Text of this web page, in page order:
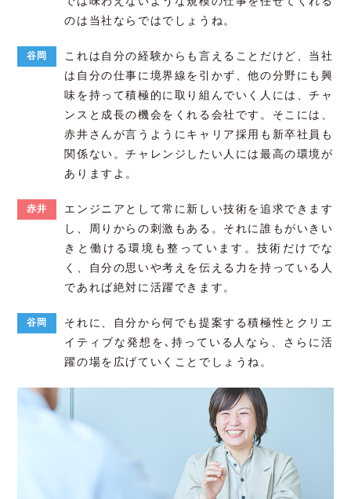
のは当社ならではでしょうね。
谷岡
これは自分の経験からも言えることだけど、当社
は自分の仕事に境界線を引かず、他の分野にも興
味を持って積極的に取り組んでいく人には、チャ
ンスと成長の機会をくれる会社です。そこには、
赤井さんが言うようにキャリア採用も新卒社員も
関係ない。チャレンジしたい人には最高の環境が
ありますよ。
赤井
エンジニアとして常に新しい技術を追求できます
し、周りからの刺激もある。それに誰もがいきい
きと働ける環境も整っています。技術だけでな
く、自分の思いや考えを伝える力を持っている人
であれば絶対に活躍できます。
谷岡
それに、自分から何でも提案する積極性とクリエ
イティブな発想を､持っている人なら、さらに活
躍の場を広げていくことでしょうね。